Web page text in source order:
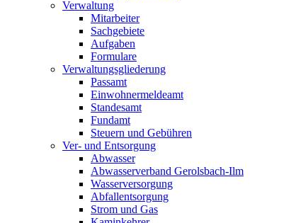
Verwaltung
Mitarbeiter
Sachgebiete
Aufgaben
Formulare
Verwaltungsgliederung
Passamt
Einwohnermeldeamt
Standesamt
Fundamt
Steuern und Gebühren
Ver- und Entsorgung
Abwasser
Abwasserverband Gerolsbach-Ilm
Wasserversorgung
Abfallentsorgung
Strom und Gas